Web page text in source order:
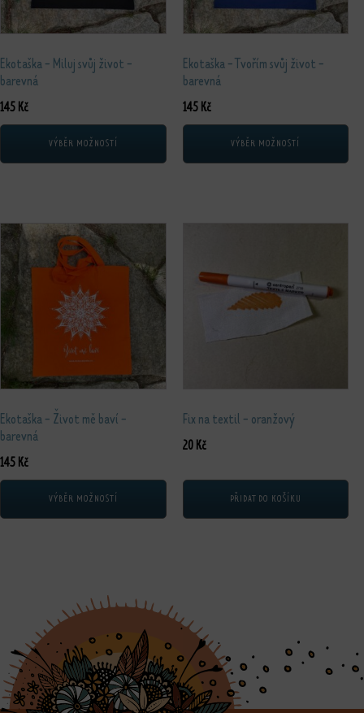
Ekotaška - Miluj svůj život -
barevná
145 Kč
VÝBĚR MOŽNOSTÍ
Ekotaška - Tvořím svůj život -
barevná
145 Kč
VÝBĚR MOŽNOSTÍ
Ekotaška - Život mě baví -
barevná
145 Kč
VÝBĚR MOŽNOSTÍ
Tento produkt má více variant. Možnosti lze vybrat na stránce produktu
Fix na textil - oranžový
20 Kč
PŘIDAT DO KOŠÍKU